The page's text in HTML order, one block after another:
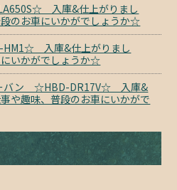
入庫&仕上がりまし
のお車にいかがでしょうか☆
入庫&仕上がりまし
いかがでしょうか☆
バン ☆HBD-DR17V☆ 入庫&
や趣味、普段のお車にいかがで